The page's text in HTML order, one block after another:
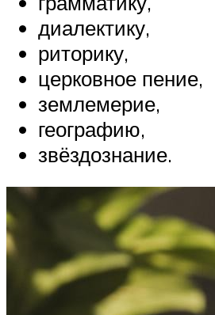
диалектику,
риторику,
церковное пение,
землемерие,
географию,
звёздознание.